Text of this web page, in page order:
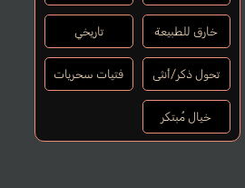
خارق للطبيعة تاريخي
تحول ذكر/أنثى فتيات سحريات
خيال مُبتكر